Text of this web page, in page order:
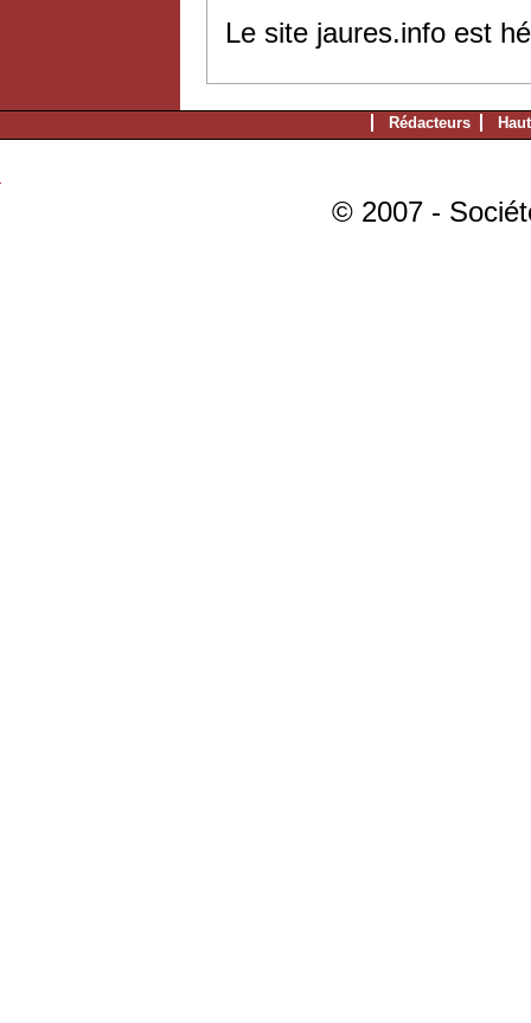
Le site jaures.info est
Rédacteurs
© 2007 -